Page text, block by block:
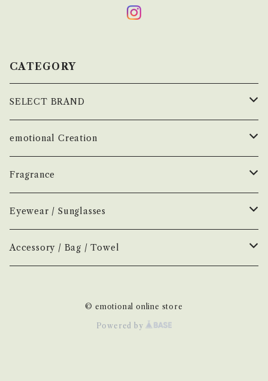
CATEGORY
SELECT BRAND
çanoma
香水
お香
Earl of East
Air Freshener
Home Mist
Melt
DIVE
NEW.eyewear
emotional Creation
Vintage
Fragrance
Accessory
Fragrance
Perfume
Incense
Eyewear / Sunglasses
Color Lens
Photochromic Lens
Accessory / Bag / Towel
© emotional online store
Powered by